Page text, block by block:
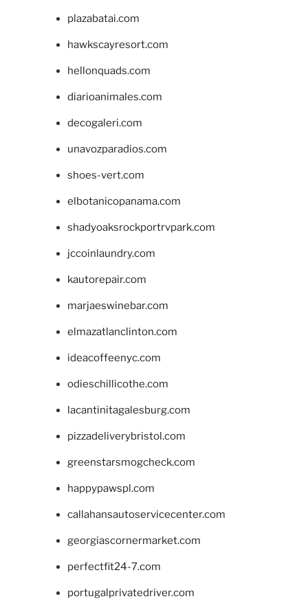
plazabatai.com
hawkscayresort.com
hellonquads.com
diarioanimales.com
decogaleri.com
unavozparadios.com
shoes-vert.com
elbotanicopanama.com
shadyoaksrockportrvpark.com
jccoinlaundry.com
kautorepair.com
marjaeswinebar.com
elmazatlanclinton.com
ideacoffeenyc.com
odieschillicothe.com
lacantinitagalesburg.com
pizzadeliverybristol.com
greenstarsmogcheck.com
happypawspl.com
callahansautoservicecenter.com
georgiascornermarket.com
perfectfit24-7.com
portugalprivatedriver.com